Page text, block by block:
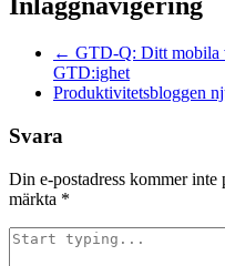
Inläggnavigering
← GTD-Q: Ditt mobila
GTD:ighet
Produktivitetsbloggen
Svara
Din e-postadress kommer inte
märkta *